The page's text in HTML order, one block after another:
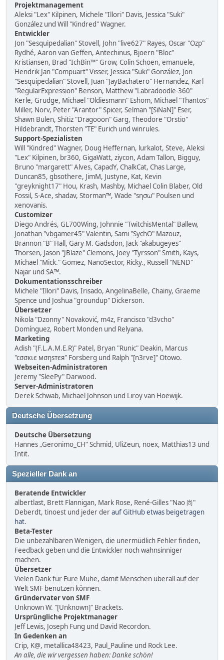
Projektmanagement
Aleksi "Lex" Kilpinen, Michele "Illori" Davis, Jessica "Suki"
González und Will "Kindred" Wagner.
Entwickler
Jon "Sesquipedalian" Stovell, John "live627" Rayes, Oscar "Ozp"
Rydhé, Aaron van Geffen, Antechinus, Bjoern "Bloc"
Kristiansen, Brad "IchBin™" Grow, Colin Schoen, emanuele,
Hendrik Jan "Compuart" Visser, Jessica "Suki" González, Jon
"Sesquipedalian" Stovell, Juan "JayBachatero" Hernandez, Karl
"RegularExpression" Benson, Matthew "Labradoodle-360"
Kerle, Grudge, Michael "Oldiesmann" Eshom, Michael "Thantos"
Miller, Norv, Peter "Arantor" Spicer, Selman "[SiNaN]" Eser,
Shawn Bulen, Shitiz "Dragooon" Garg, Theodore "Orstio"
Hildebrandt, Thorsten "TE" Eurich und winrules.
Support-Spezialisten
Will "Kindred" Wagner, Doug Heffernan, lurkalot, Steve, Aleksi
"Lex" Kilpinen, br360, GigaWatt, ziycon, Adam Tallon, Bigguy,
Bruno "margarett" Alves, CapadY, ChalkCat, Chas Large,
Duncan85, gbsothere, JimM, Justyne, Kat, Kevin
"greyknight17" Hou, Krash, Mashby, Michael Colin Blaber, Old
Fossil, S-Ace, shadav, Storman™, Wade "sησω" Poulsen und
xenovanis.
Customizer
Diego Andrés, GL700Wing, Johnnie "TwitchisMental" Ballew,
Jonathan "vbgamer45" Valentin, Sami "SychO" Mazouz,
Brannon "B" Hall, Gary M. Gadsdon, Jack "akabugeyes"
Thorsen, Jason "JBlaze" Clemons, Joey "Tyrsson" Smith, Kays,
Michael "Mick." Gomez, NanoSector, Ricky., Russell "NEND"
Najar und SA™.
Dokumentationsschreiber
Michele "Illori" Davis, Irisado, AngelinaBelle, Chainy, Graeme
Spence und Joshua "groundup" Dickerson.
Übersetzer
Nikola "Dzonny" Novaković, m4z, Francisco "d3vcho"
Domínguez, Robert Monden und Relyana.
Marketing
Adish "(F.L.A.M.E.R)" Patel, Bryan "Runic" Deakin, Marcus
"cσσкιє мσηѕтєя" Forsberg und Ralph "[n3rve]" Otowo.
Webseiten-Administratoren
Jeremy "SleePy" Darwood.
Server-Administratoren
Derek Schwab, Michael Johnson und Liroy van Hoewijk.
Deutsche Übersetzung
Deutsche Übersetzung
Hannes „Geronimo_CH“ Schmid, UliZeun, noex, Matthias13 und
Intit.
Spezieller Dank an
Beratende Entwickler
albertlast, Brett Flannigan, Mark Rose, René-Gilles "Nao 尚"
Deberdt, tinoest und jeder derauf GitHub etwas beigetragen
hat.
Beta-Tester
Die unbezahlbaren Wenigen, die unermüdlich Fehler finden,
Feedback geben und die Entwickler noch wahnsinniger
machen.
Übersetzer
Vielen Dank für Eure Mühe, damit Menschen überall auf der
Welt SMF benutzen können.
Gründervater von SMF
Unknown W. "[Unknown]" Brackets.
Ursprüngliche Projektmanager
Jeff Lewis, Joseph Fung und David Recordon.
In Gedenken an
Crip, K@, metallica48423, Paul_Pauline und Rock Lee.
An alle, die wir vergessen haben: Danke schön!